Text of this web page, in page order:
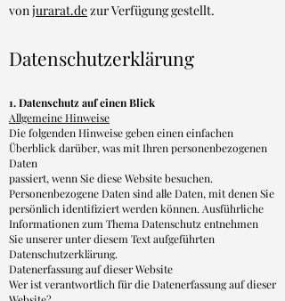
vonjurarat.dezur Verfügung gestellt.
Datenschutzerklärung
1. Datenschutz auf einen Blick
Allgemeine Hinweise
Die folgenden Hinweise geben einen einfachen
Überblick darüber, was mit Ihren personenbezogenen
Daten
passiert, wenn Sie diese Website besuchen.
Personenbezogene Daten sind alle Daten, mit denen Sie
persönlich identifiziert werden können. Ausführliche
Informationen zum Thema Datenschutz entnehmen
Sie unserer unter diesem Text aufgeführten
Datenschutzerklärung.
Datenerfassung auf dieser Website
Wer ist verantwortlich für die Datenerfassung auf dieser